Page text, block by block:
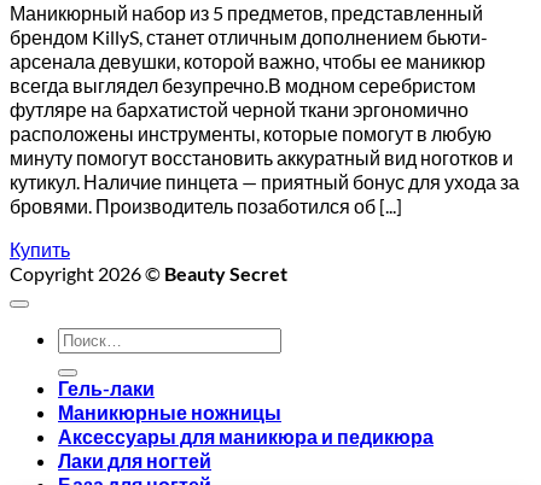
Маникюрный набор из 5 предметов, представленный
брендом KillyS, станет отличным дополнением бьюти-
арсенала девушки, которой важно, чтобы ее маникюр
всегда выглядел безупречно.В модном серебристом
футляре на бархатистой черной ткани эргономично
расположены инструменты, которые помогут в любую
минуту помогут восстановить аккуратный вид ноготков и
кутикул. Наличие пинцета — приятный бонус для ухода за
бровями. Производитель позаботился об [...]
Купить
Copyright 2026 © Beauty Secret
Искать:
Гель-лаки
Маникюрные ножницы
Аксессуары для маникюра и педикюра
Лаки для ногтей